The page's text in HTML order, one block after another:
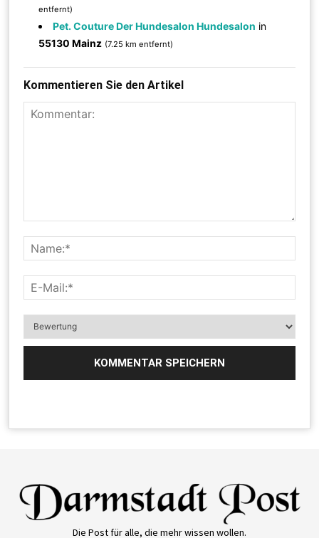
entfernt)
Pet. Couture Der Hundesalon Hundesalon in
55130 Mainz (7.25 km entfernt)
Kommentieren Sie den Artikel
Die Post für alle, die mehr wissen wollen.